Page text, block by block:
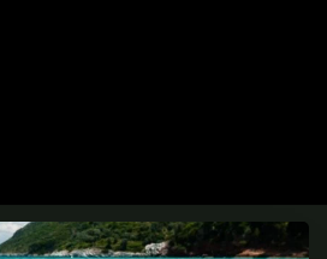
für unseren Newsletter an: